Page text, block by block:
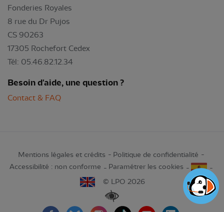
Fonderies Royales
8 rue du Dr Pujos
CS 90263
17305 Rochefort Cedex
Tél: 05.46.82.12.34
Besoin d'aide, une question ?
Contact & FAQ
Mentions légales et crédits
Politique de confidentialité
Accessibilité : non conforme
Paramétrer les cookies
© LPO 2026
Renforcer les contrastes